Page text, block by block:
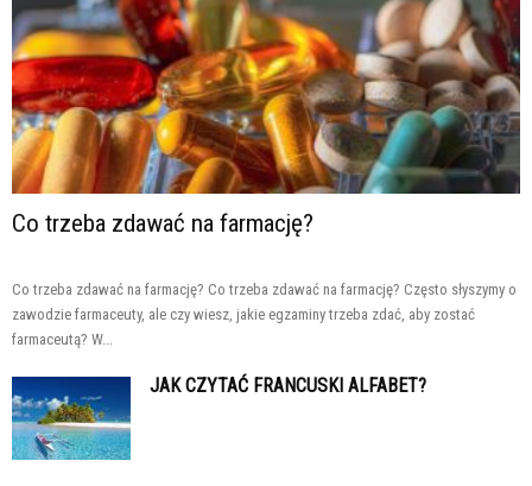
Co trzeba zdawać na farmację?
Co trzeba zdawać na farmację? Co trzeba zdawać na farmację? Często słyszymy o
zawodzie farmaceuty, ale czy wiesz, jakie egzaminy trzeba zdać, aby zostać
farmaceutą? W...
JAK CZYTAĆ FRANCUSKI ALFABET?